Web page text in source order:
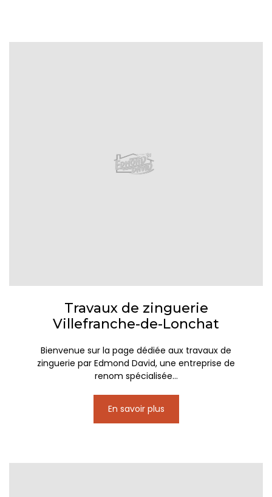
Travaux de zinguerie
Villefranche-de-Lonchat
Bienvenue sur la page dédiée aux travaux de
zinguerie par Edmond David, une entreprise de
renom spécialisée...
En savoir plus